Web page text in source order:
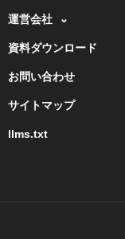
運営会社
資料ダウンロード
お問い合わせ
サイトマップ
llms.txt